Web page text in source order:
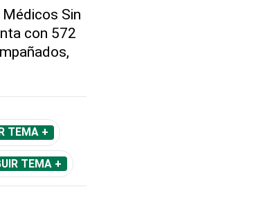
Sin
con 572
TEMA +
TEMA +